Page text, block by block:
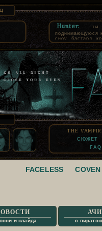
Hunter:
ты
поднимающуюся
сноу, бастард,
как комнатная
суть, взять
которое все
узурпацию.
помнил только
продал свою
THE
СЮЖЕТ
FAQ
FACELESS COVEN
и клайда с